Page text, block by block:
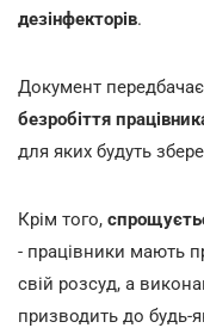
дезінфекторів.
Документ передбачає
безробіття
для яких будуть
Крім того,
- працівники мають
свій розсуд, а
призводить до будь-